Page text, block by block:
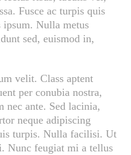
Fusce ac turpis quis
Nulla metus
sed, euismod in,
velit. Class aptent
per conubia nostra,
nec ante. Sed lacinia,
neque adipiscing
turpis. Nulla facilisi. Ut
Nunc feugiat mi a tellus